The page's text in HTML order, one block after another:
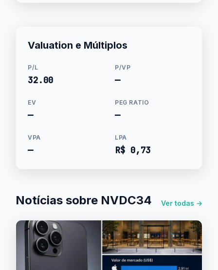
Valuation e Múltiplos
P/L
32.00
P/VP
—
EV
—
PEG RATIO
—
VPA
—
LPA
R$ 0,73
Notícias sobre NVDC34 Ver todas →